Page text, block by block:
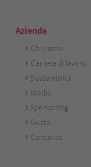
Azienda
Footer
Unternehmen
Chi siamo
Carriera & lavoro
Sostenibilità
Media
Sponsoring
Gusto
Contatto